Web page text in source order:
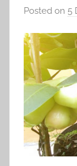
Posted on 5